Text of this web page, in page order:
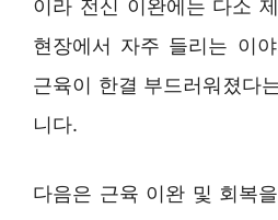
이라 전신 이완에는 다소
현장에서 자주 들리는 이
근육이 한결 부드러워졌다
니다.
다음은 근육 이완 및 회복